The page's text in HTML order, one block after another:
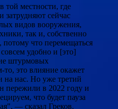
той местности, где
затрудняют сейчас
видов вооружения,
так и, собственно
потому что перемещаться
совсем удобно и [это]
штурмовых
это влияние окажет
на нас. Но уже третий
пережили в 2022 году и
что будет пауза
— сказал Греков.